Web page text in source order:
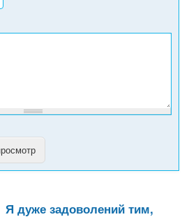
Я дуже задоволений тим,